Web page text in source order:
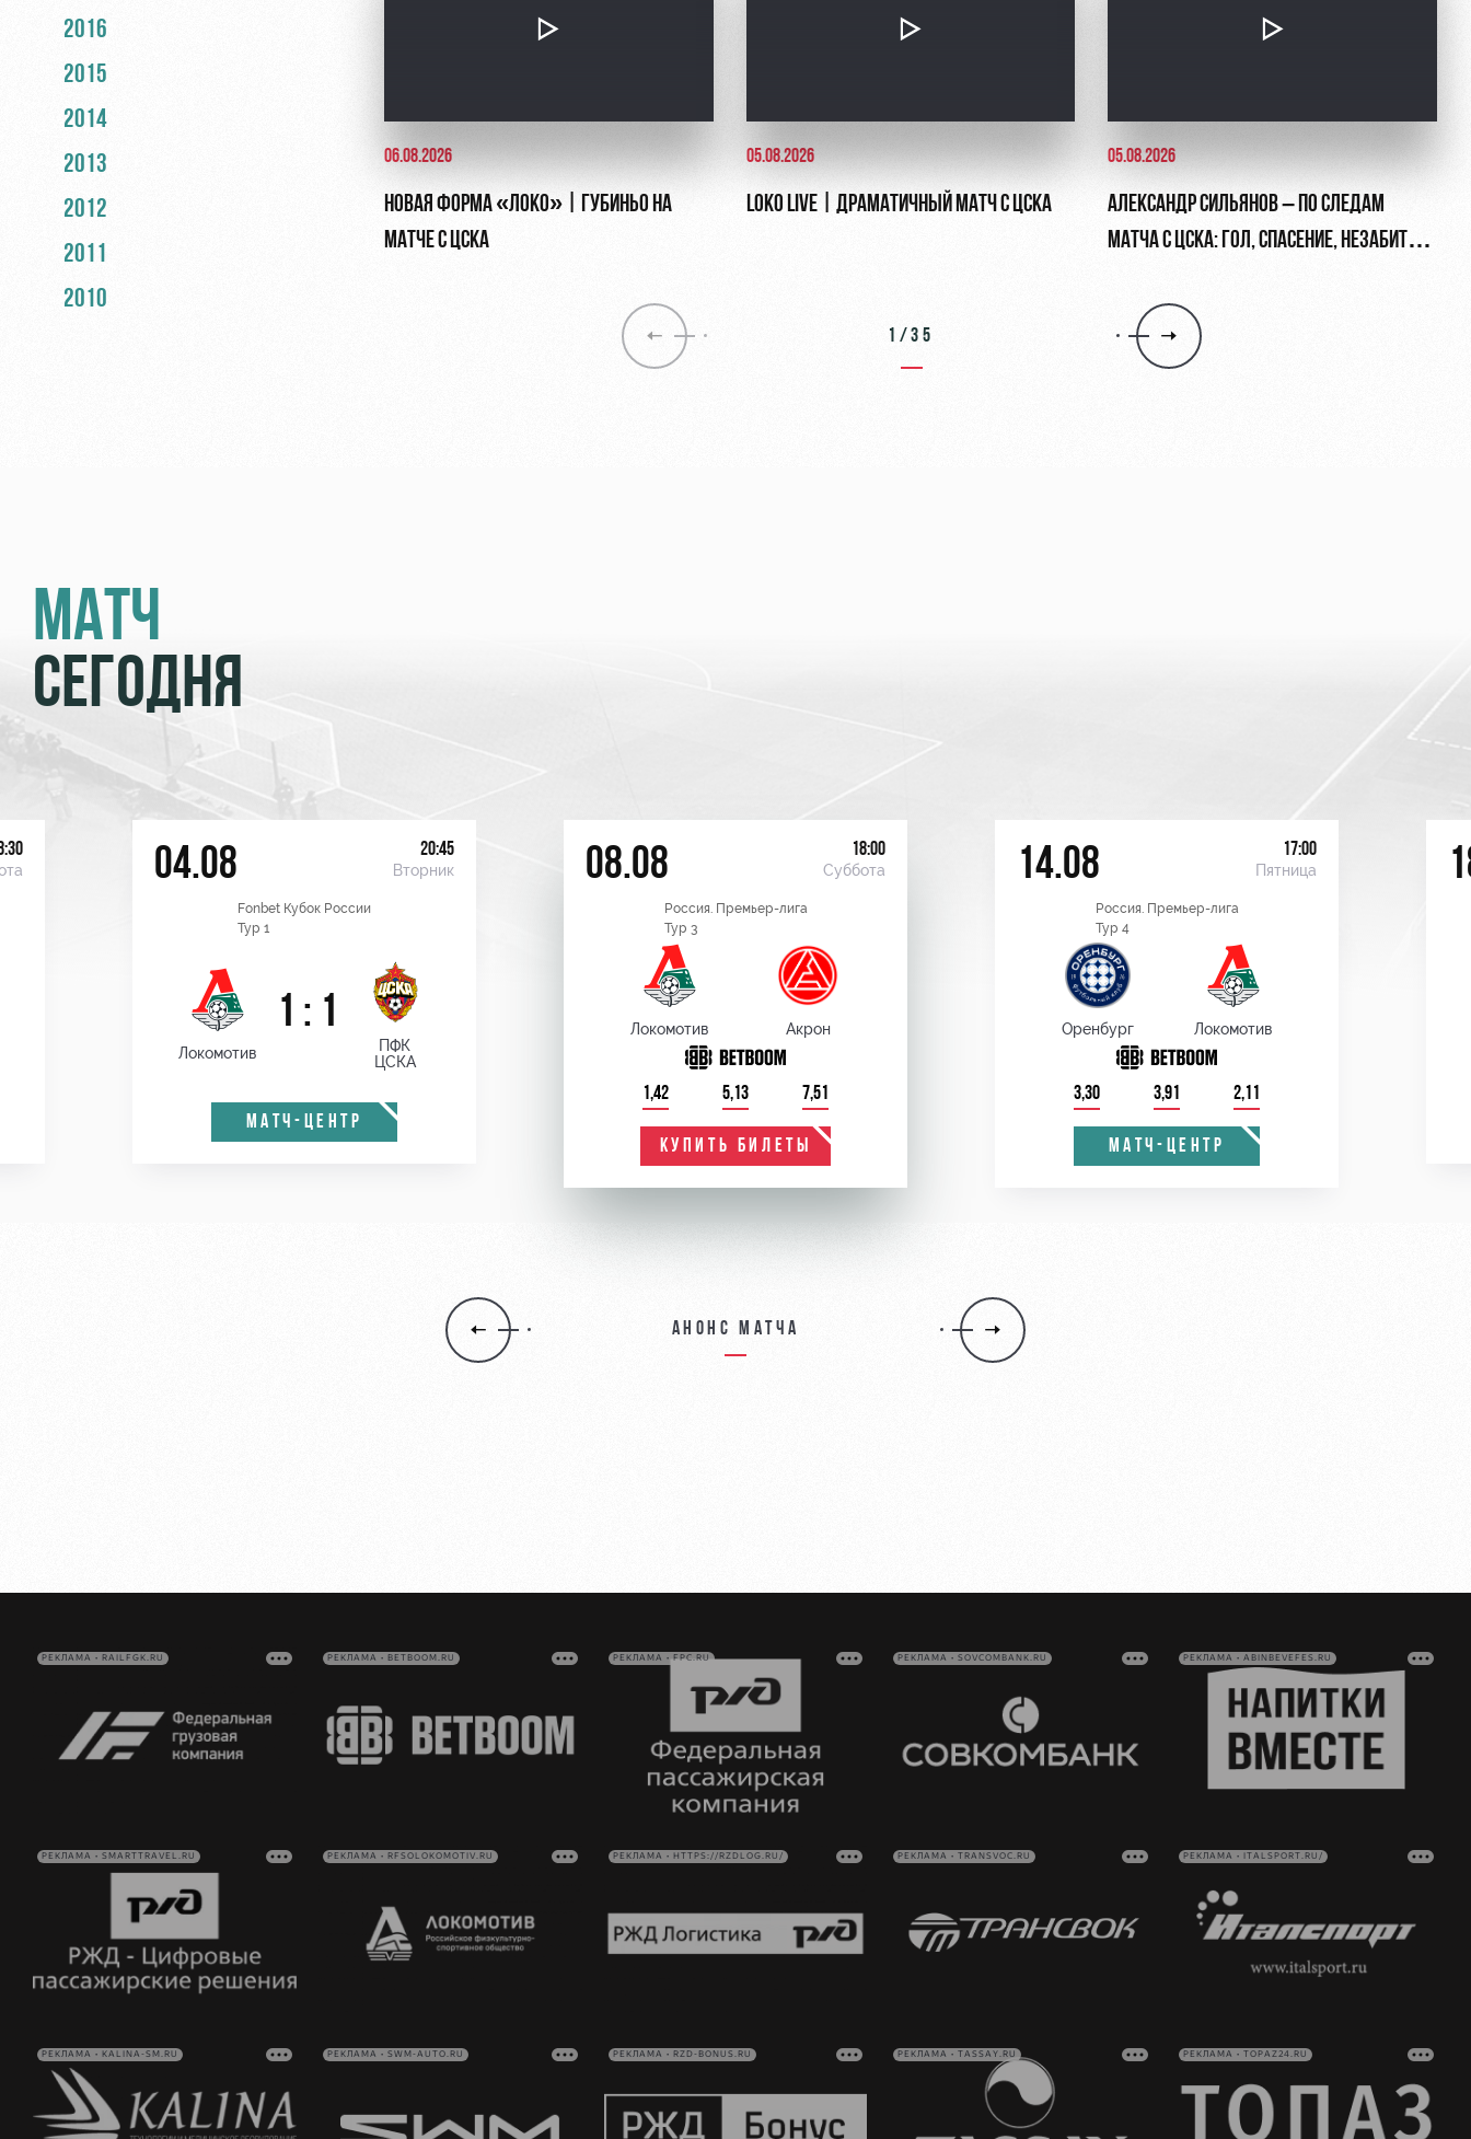
2016
2015
2014
2013
2012
2011
2010
06.08.2026
НОВАЯ ФОРМА «ЛОКО» | ГУБИНЬО НА
МАТЧЕ С ЦСКА
05.08.2026
LOKO LIVE | ДРАМАТИЧНЫЙ МАТЧ С ЦСКА
05.08.2026
АЛЕКСАНДР СИЛЬЯНОВ – ПО СЛЕДАМ
МАТЧА С ЦСКА: ГОЛ, СПАСЕНИЕ, НЕЗАБИТЫЙ
1/35
МАТЧ
СЕГОДНЯ
04.08 20:45
Вторник
Fonbet Кубок России
Тур 1
Локомотив
1 : 1
ПФК
ЦСКА
МАТЧ-ЦЕНТР
08.08 18:00
Суббота
Россия. Премьер-лига
Тур 3
Локомотив Акрон
1,42 5,13 7,51
КУПИТЬ БИЛЕТЫ
14.08 17:00
Пятница
Россия. Премьер-лига
Тур 4
Оренбург Локомотив
3,30 3,91 2,11
МАТЧ-ЦЕНТР
Анонс матча
РЕКЛАМА • RAILFGK.RU РЕКЛАМА • BETBOOM.RU РЕКЛАМА • FPC.RU РЕКЛАМА • SOVCOMBANK.RU РЕКЛАМА • ABINBEVEFES.RU
РЕКЛАМА • SMARTTRAVEL.RU РЕКЛАМА • RFSOLOKOMOTIV.RU РЕКЛАМА • HTTPS://RZDLOG.RU/ РЕКЛАМА • TRANSVOC.RU РЕКЛАМА • ITALSPORT.RU/
РЕКЛАМА • KALINA-SM.RU РЕКЛАМА • SWM-AUTO.RU РЕКЛАМА • RZD-BONUS.RU РЕКЛАМА • TASSAY.RU РЕКЛАМА • TOPAZ24.RU